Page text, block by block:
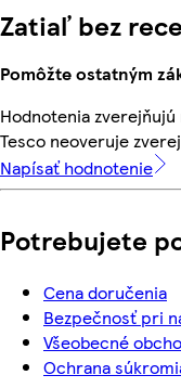
Zatiaľ bez
Pomôžte ostatným
Hodnotenia
Tesco neoveruje
Napísať hodnotenie
Potrebujete
Cena doručenia
Bezpečnosť pri
Všeobecné
Ochrana